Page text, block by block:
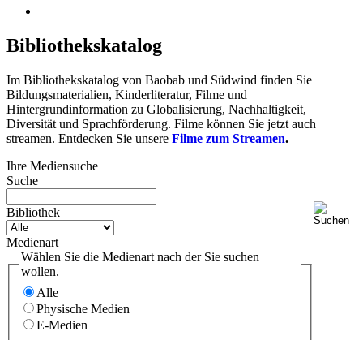
Bibliothekskatalog
Im Bibliothekskatalog von Baobab und Südwind finden Sie
Bildungsmaterialien, Kinderliteratur, Filme und
Hintergrundinformation zu Globalisierung, Nachhaltigkeit,
Diversität und Sprachförderung. Filme können Sie jetzt auch
streamen. Entdecken Sie unsere Filme zum Streamen.
Ihre Mediensuche
Suche
Bibliothek
Medienart
Wählen Sie die Medienart nach der Sie suchen
wollen.
Alle
Physische Medien
E-Medien